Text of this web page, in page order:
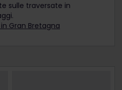
sulle traversate in
Gran Bretagna